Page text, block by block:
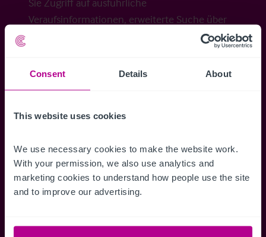
Consent Details About
This website uses cookies
We use necessary cookies to make the website work.
With your permission, we also use analytics and
marketing cookies to understand how people use the site
and to improve our advertising.
Veraufsinformationen, erweiterte Suche über
Benachrichtigungen für neuen Objekten zu
Zugriff auf alle
Informationen
Erhalten Sie Zugriff auf alle
Mitglieder.
Speichern
und einfach